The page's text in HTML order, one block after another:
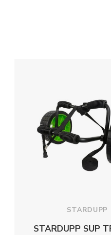
STARDUPP
STARDUPP SUP